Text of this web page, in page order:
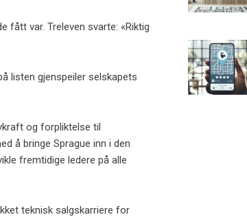
fått var. Treleven svarte: «Riktig
listen gjenspeiler selskapets
og forpliktelse til
å bringe Sprague inn i den
fremtidige ledere på alle
teknisk salgskarriere for